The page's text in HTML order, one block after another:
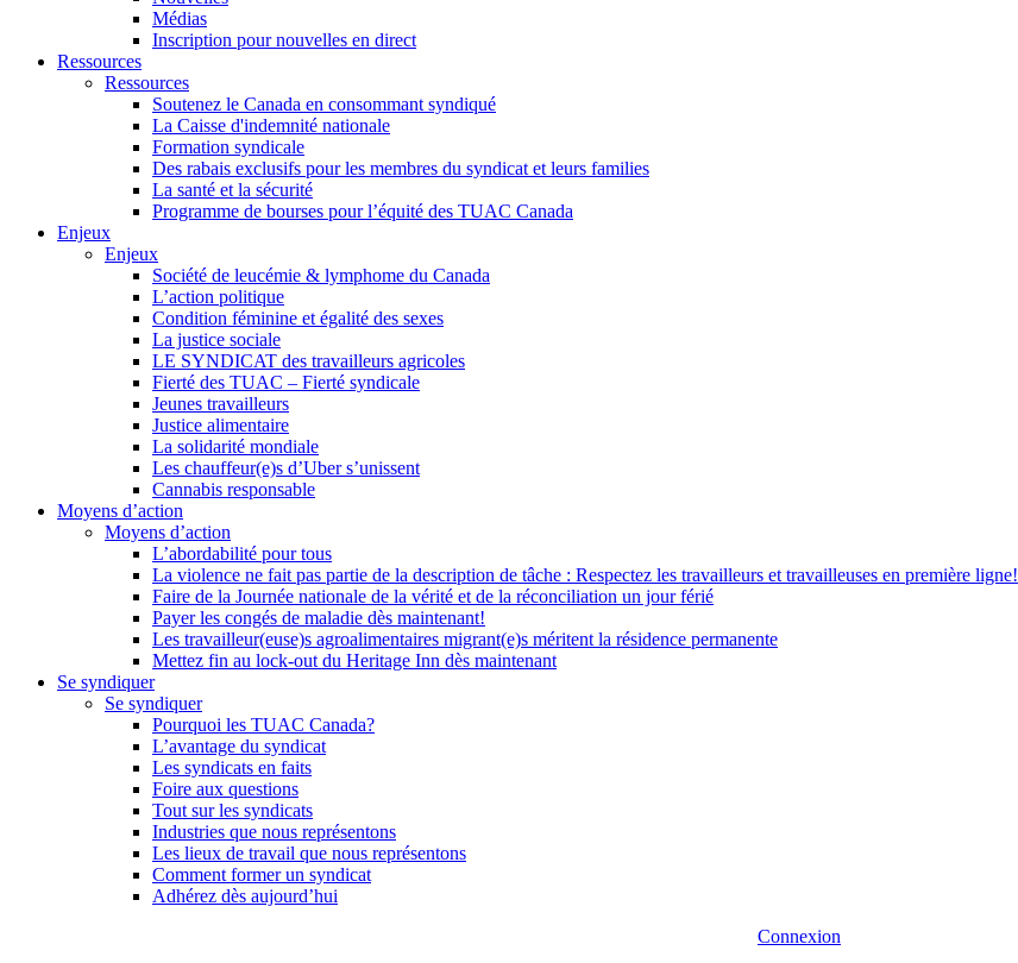
Médias
Inscription pour nouvelles en direct
Ressources
Ressources
Soutenez le Canada en consommant syndiqué
La Caisse d'indemnité nationale
Formation syndicale
Des rabais exclusifs pour les membres du syndicat et leurs families
La santé et la sécurité
Programme de bourses pour l’équité des TUAC Canada
Enjeux
Enjeux
Société de leucémie & lymphome du Canada
L’action politique
Condition féminine et égalité des sexes
La justice sociale
LE SYNDICAT des travailleurs agricoles
Fierté des TUAC – Fierté syndicale
Jeunes travailleurs
Justice alimentaire
La solidarité mondiale
Les chauffeur(e)s d’Uber s’unissent
Cannabis responsable
Moyens d’action
Moyens d’action
L’abordabilité pour tous
La violence ne fait pas partie de la description de tâche : Respectez les travailleurs et travailleuses en première ligne!
Faire de la Journée nationale de la vérité et de la réconciliation un jour férié
Payer les congés de maladie dès maintenant!
Les travailleur(euse)s agroalimentaires migrant(e)s méritent la résidence permanente
Mettez fin au lock-out du Heritage Inn dès maintenant
Se syndiquer
Se syndiquer
Pourquoi les TUAC Canada?
L’avantage du syndicat
Les syndicats en faits
Foire aux questions
Tout sur les syndicats
Industries que nous représentons
Les lieux de travail que nous représentons
Comment former un syndicat
Adhérez dès aujourd’hui
Connexion